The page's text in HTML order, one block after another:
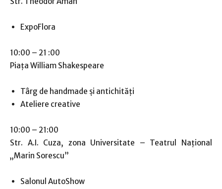
ExpoFlora
10:00 – 21 :00
Piața William Shakespeare
Târg de handmade și antichități
Ateliere creative
10:00 – 21:00
Str. A.I. Cuza, zona Universitate – Teatrul Naţional
„Marin Sorescu”
Salonul AutoShow